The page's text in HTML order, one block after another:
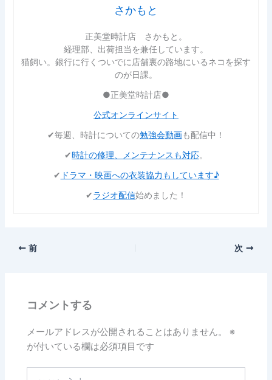
さかもと
正美堂時計店 さかもと。
経理部、出荷担当を兼任しています。
猫飼い。銀行に行くついでに店舗裏の路地にいるネコを探す
のが日課。
●正美堂時計店●
公式オンラインサイト
✔︎毎週、時計についての勉強会動画も配信中！
✔︎時計の修理、メンテナンスも対応。
✔︎ ドラマ・映画への衣装協力もしています♪
✔︎ラジオ配信始めました！
前 次
コメントする
メールアドレスが公開されることはありません。
※
が付いている欄は必須項目です